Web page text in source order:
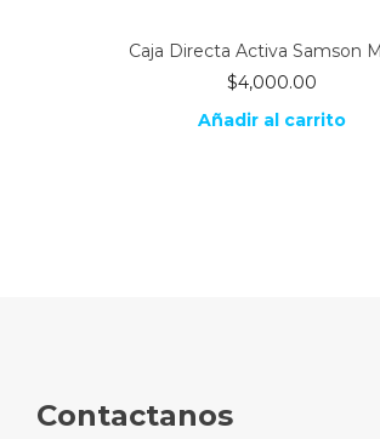
Caja Directa Activa Samson
$4,000.00
Añadir al carrito
Contactanos